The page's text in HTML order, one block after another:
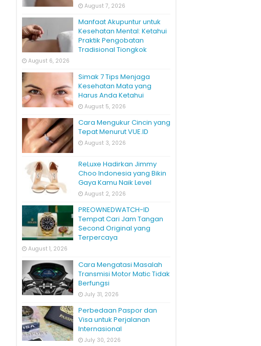
August 7, 2026
Manfaat Akupuntur untuk
Kesehatan Mental: Ketahui
Praktik Pengobatan
Tradisional Tiongkok
August 6, 2026
Simak 7 Tips Menjaga
Kesehatan Mata yang
Harus Anda Ketahui
August 5, 2026
Cara Mengukur Cincin yang
Tepat Menurut VUE.ID
August 3, 2026
ReLuxe Hadirkan Jimmy
Choo Indonesia yang Bikin
Gaya Kamu Naik Level
August 2, 2026
PREOWNEDWATCH-ID
Tempat Cari Jam Tangan
Second Original yang
Terpercaya
August 1, 2026
Cara Mengatasi Masalah
Transmisi Motor Matic Tidak
Berfungsi
July 31, 2026
Perbedaan Paspor dan
Visa untuk Perjalanan
Internasional
July 30, 2026